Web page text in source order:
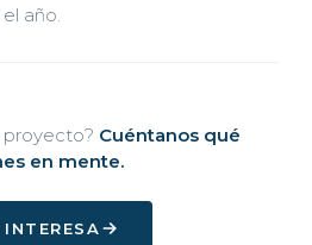
año.
proyecto? Cuéntanos qué
en mente.
INTERESA